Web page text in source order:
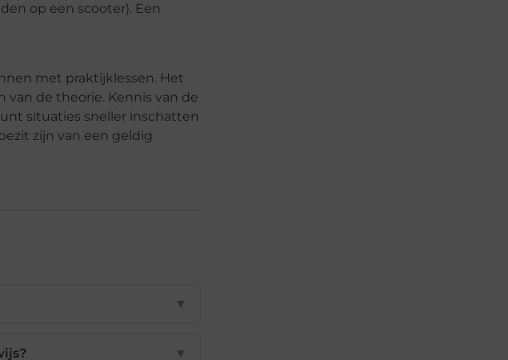
op een scooter). Een
met praktijklessen. Het
de theorie. Kennis van de
situaties sneller inschatten
zijn van een geldig
▼
▼